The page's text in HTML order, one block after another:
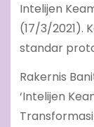
Intelijen
(17/3/2021).
standar
Rakernis
‘Intelijen